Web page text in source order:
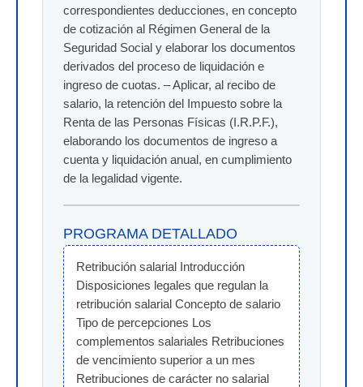
correspondientes deducciones, en concepto
de cotización al Régimen General de la
Seguridad Social y elaborar los documentos
derivados del proceso de liquidación e
ingreso de cuotas. – Aplicar, al recibo de
salario, la retención del Impuesto sobre la
Renta de las Personas Físicas (I.R.P.F.),
elaborando los documentos de ingreso a
cuenta y liquidación anual, en cumplimiento
de la legalidad vigente.
PROGRAMA DETALLADO
Retribución salarial Introducción
Disposiciones legales que regulan la
retribución salarial Concepto de salario
Tipo de percepciones Los
complementos salariales Retribuciones
de vencimiento superior a un mes
Retribuciones de carácter no salarial